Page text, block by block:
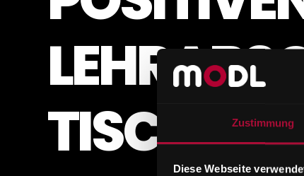
Zustimmung
Diese Webseite